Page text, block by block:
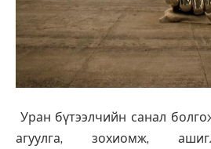
Уран бүтээлчийн санал
агуулга, зохиомж,